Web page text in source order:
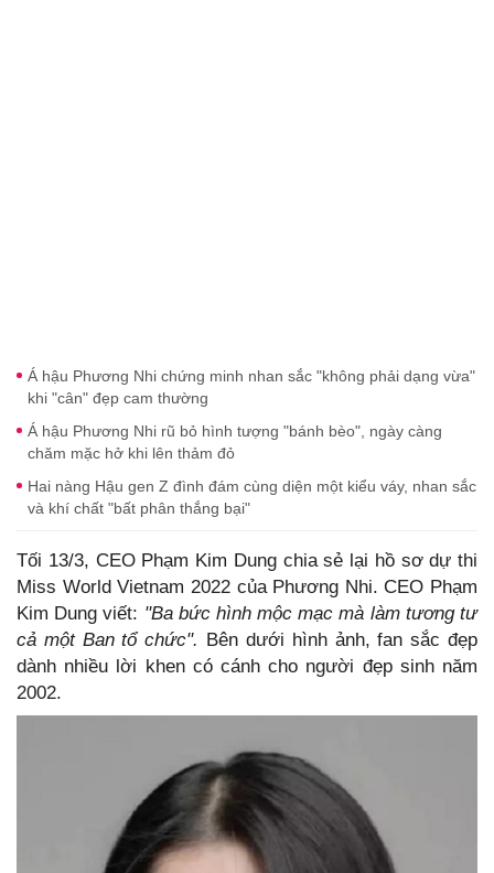
Á hậu Phương Nhi chứng minh nhan sắc "không phải dạng vừa"
khi "cân" đẹp cam thường
Á hậu Phương Nhi rũ bỏ hình tượng "bánh bèo", ngày càng
chăm mặc hở khi lên thảm đỏ
Hai nàng Hậu gen Z đình đám cùng diện một kiểu váy, nhan sắc
và khí chất "bất phân thắng bại"
Tối 13/3, CEO Phạm Kim Dung chia sẻ lại hồ sơ dự thi
Miss World Vietnam 2022 của Phương Nhi. CEO Phạm
Kim Dung viết: "Ba bức hình mộc mạc mà làm tương tư
cả một Ban tổ chức". Bên dưới hình ảnh, fan sắc đẹp
dành nhiều lời khen có cánh cho người đẹp sinh năm
2002.